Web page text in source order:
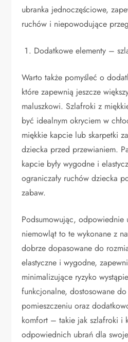
ubranka jednoczęściowe,
ruchów i niepowodujące
Dodatkowe elementy –
Warto także pomyśleć o
które zapewnią jeszcze
maluszkowi. Szlafroki z
być idealnym okryciem w
miękkie kapcie lub skarpetki
dziecka przed przewianiem.
kapcie były wygodne i
ograniczały ruchów dziecka
zabaw.
Podsumowując, odpowiednie
niemowląt to te wykonane z
dobrze dopasowane do
elastyczne i wygodne,
minimalizujące ryzyko
funkcjonalne, dostosowane
pomieszczeniu oraz
komfort – takie jak szlafroki i
odpowiednich ubrań dla